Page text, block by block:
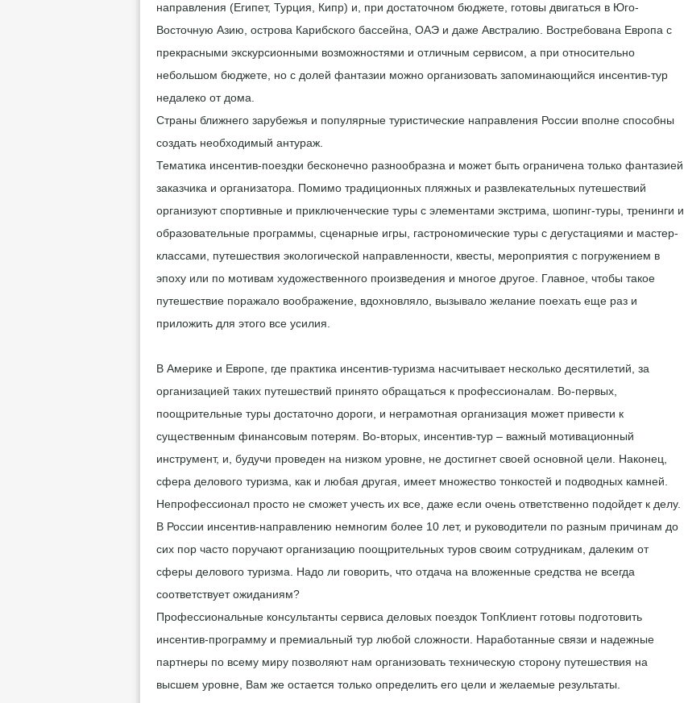
направления (Египет, Турция, Кипр) и, при достаточном бюджете, готовы двигаться в Юго-
Восточную Азию, острова Карибского бассейна, ОАЭ и даже Австралию. Востребована Европа с
прекрасными экскурсионными возможностями и отличным сервисом, а при относительно
небольшом бюджете, но с долей фантазии можно организовать запоминающийся инсентив-тур
недалеко от дома.
Страны ближнего зарубежья и популярные туристические направления России вполне способны
создать необходимый антураж.
Тематика инсентив-поездки бесконечно разнообразна и может быть ограничена только фантазией
заказчика и организатора. Помимо традиционных пляжных и развлекательных путешествий
организуют спортивные и приключенческие туры с элементами экстрима, шопинг-туры, тренинги и
образовательные программы, сценарные игры, гастрономические туры с дегустациями и мастер-
классами, путешествия экологической направленности,
квесты, мероприятия с погружением в
эпоху или по мотивам художественного произведения и многое другое. Главное, чтобы такое
путешествие поражало воображение, вдохновляло, вызывало желание поехать еще раз и
приложить для этого все усилия.
В Америке и Европе, где практика инсентив-туризма насчитывает несколько десятилетий, за
организацией таких путешествий принято обращаться к профессионалам. Во-первых,
поощрительные туры достаточно дороги, и неграмотная организация может привести к
существенным финансовым потерям. Во-вторых, инсентив-тур – важный мотивационный
инструмент, и, будучи проведен на низком уровне, не достигнет своей основной цели. Наконец,
сфера делового туризма, как и любая другая, имеет множество тонкостей и подводных камней.
Непрофессионал просто не сможет учесть их все, даже если очень ответственно подойдет к делу.
В России инсентив-направлению немногим более 10 лет, и руководители по разным причинам до
сих пор часто поручают организацию поощрительных туров своим сотрудникам, далеким от
сферы делового туризма. Надо ли говорить, что отдача на вложенные средства не всегда
соответствует ожиданиям?
Профессиональные консультанты сервиса деловых поездок ТопКлиент готовы подготовить
инсентив-программу и премиальный тур любой сложности. Наработанные связи и надежные
партнеры по всему миру позволяют нам организовать техническую сторону путешествия на
высшем уровне, Вам же остается только определить его цели и желаемые результаты.